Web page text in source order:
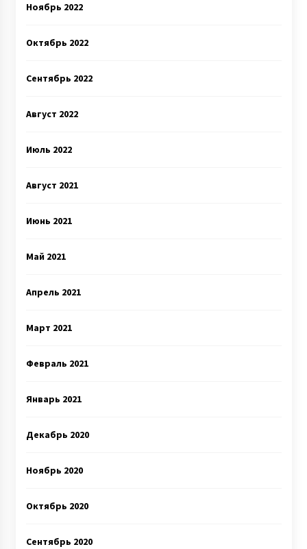
Ноябрь 2022
Октябрь 2022
Сентябрь 2022
Август 2022
Июль 2022
Август 2021
Июнь 2021
Май 2021
Апрель 2021
Март 2021
Февраль 2021
Январь 2021
Декабрь 2020
Ноябрь 2020
Октябрь 2020
Сентябрь 2020